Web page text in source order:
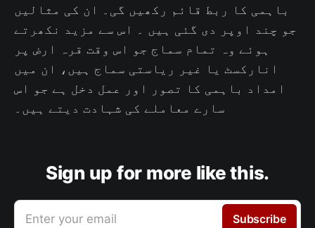
باہمی کا ربط قائم رکھیں گی۔ ان کی مثالیں
جو چند اوپر دی گئی ہیں ۔ اس سے مزید نکھرتے
ہوئے وہ تمام سماج جو اس وقت قرہ ارض پر
انارکسٹ یا غیر ریاستی سماج ہیں، ان میں
امداد باہمی کا تصور اور عمل دخل ہے جو اس
سارے معاملے کی شہادت دیتے ہیں۔
Sign up for more like this.
Enter your email Subscribe